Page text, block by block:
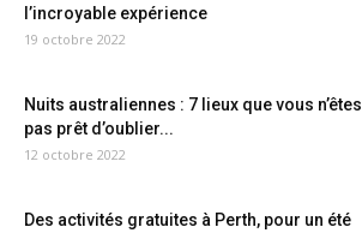
l’incroyable expérience
19 octobre 2022
Nuits australiennes : 7 lieux que vous n’êtes
pas prêt d’oublier...
12 octobre 2022
Des activités gratuites à Perth, pour un été